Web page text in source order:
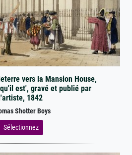
vers la Mansion House,
est', gravé et publié par
1842
Shotter Boys
Sélectionnez